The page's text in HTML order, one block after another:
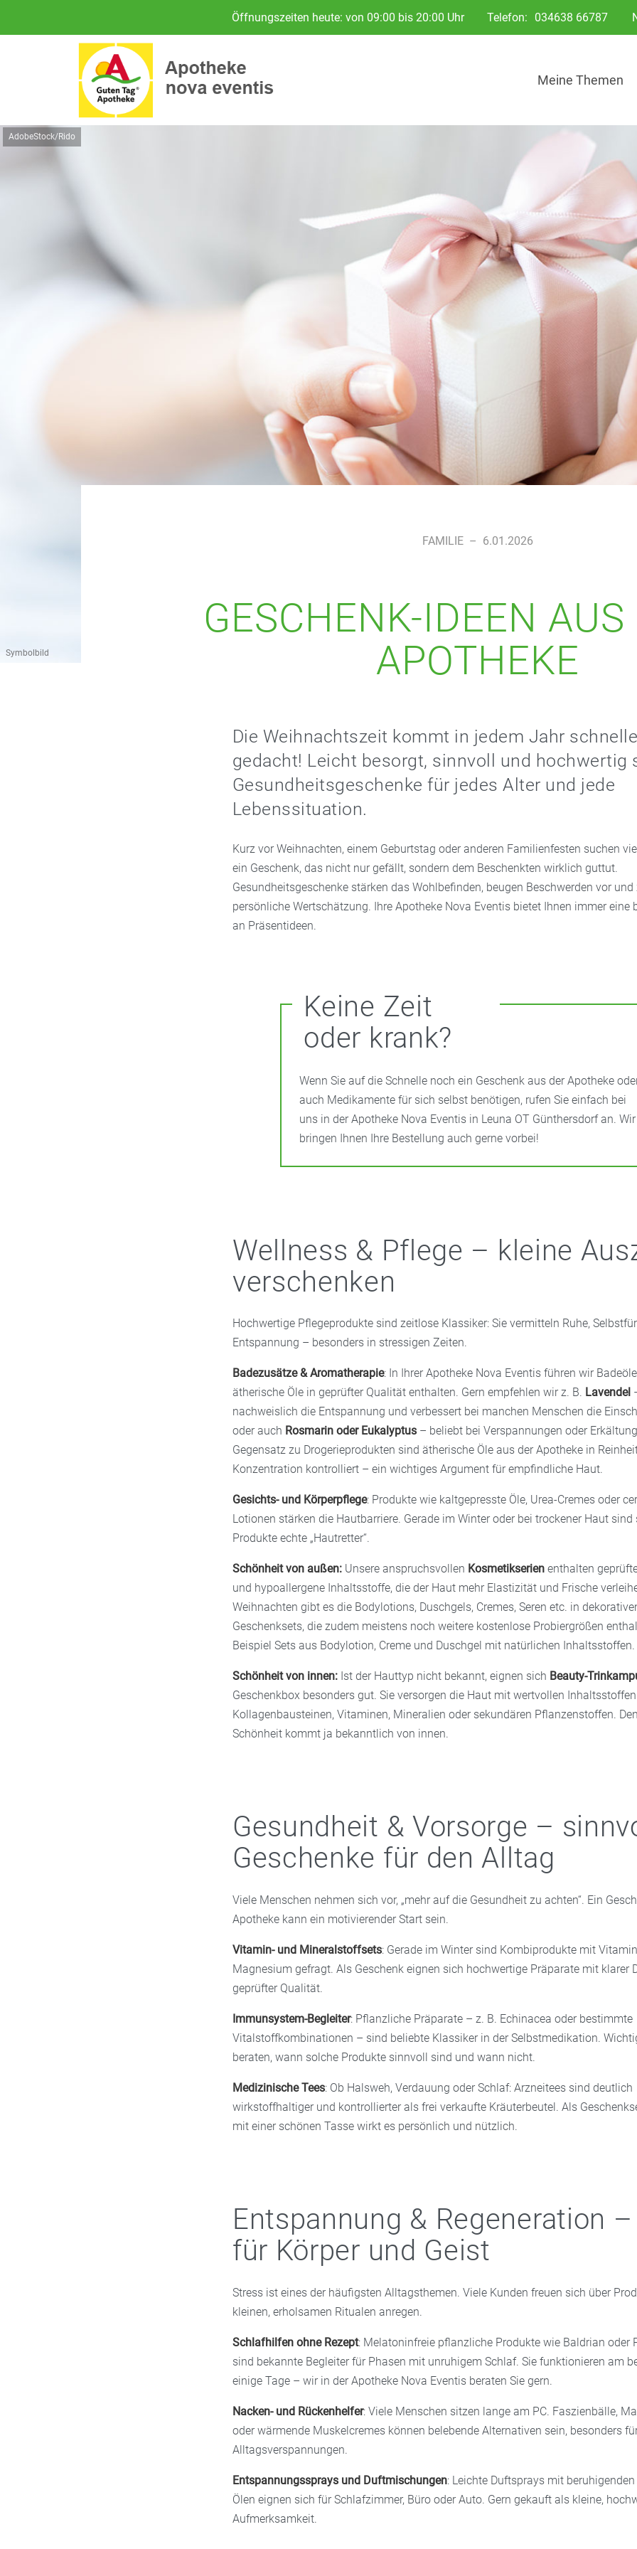
Öffnungszeiten heute: von 09:00 bis 20:00 Uhr Telefon: 034638 66787
Meine Themen
AdobeStock/Rido
Symbolbild
FAMILIE – 6.01.2026
GESCHENK-IDEEN AUS
APOTHEKE
Die Weihnachtszeit kommt in jedem Jahr
gedacht! Leicht besorgt, sinnvoll und hochwertig
Gesundheitsgeschenke für jedes Alter und jede
Lebenssituation.
Kurz vor Weihnachten, einem Geburtstag oder anderen Familienfesten suchen
ein Geschenk, das nicht nur gefällt, sondern dem Beschenkten wirklich guttut.
Gesundheitsgeschenke stärken das Wohlbefinden, beugen Beschwerden vor und
persönliche Wertschätzung. Ihre Apotheke Nova Eventis bietet Ihnen immer eine
an Präsentideen.
Keine Zeit
oder krank?
Wenn Sie auf die Schnelle noch ein Geschenk aus der Apotheke
auch Medikamente für sich selbst benötigen, rufen Sie einfach bei
uns in der Apotheke Nova Eventis in Leuna OT Günthersdorf an. Wir
bringen Ihnen Ihre Bestellung auch gerne vorbei!
Wellness & Pflege – kleine
verschenken
Hochwertige Pflegeprodukte sind zeitlose Klassiker: Sie vermitteln Ruhe,
Entspannung – besonders in stressigen Zeiten.
Badezusätze & Aromatherapie: In Ihrer Apotheke Nova Eventis führen wir
ätherische Öle in geprüfter Qualität enthalten. Gern empfehlen wir z. B. Lavendel
nachweislich die Entspannung und verbessert bei manchen Menschen die
oder auch Rosmarin oder Eukalyptus– beliebt bei Verspannungen oder
Gegensatz zu Drogerieprodukten sind ätherische Öle aus der Apotheke in
Konzentration kontrolliert – ein wichtiges Argument für empfindliche Haut.
Gesichts- und Körperpflege: Produkte wie kaltgepresste Öle, Urea-Cremes oder
Lotionen stärken die Hautbarriere. Gerade im Winter oder bei trockener Haut sind
Produkte echte „Hautretter“.
Schönheit von außen: Unsere anspruchsvollen Kosmetikserien enthalten
und hypoallergene Inhaltsstoffe, die der Haut mehr Elastizität und Frische
Weihnachten gibt es die Bodylotions, Duschgels, Cremes, Seren etc. in
Geschenksets, die zudem meistens noch weitere kostenlose Probiergrößen
Beispiel Sets aus Bodylotion, Creme und Duschgel mit natürlichen Inhaltsstoffen.
Schönheit von innen: Ist der Hauttyp nicht bekannt, eignen sich Beauty-
Geschenkbox besonders gut. Sie versorgen die Haut mit wertvollen
Kollagenbausteinen, Vitaminen, Mineralien oder sekundären Pflanzenstoffen.
Schönheit kommt ja bekanntlich von innen.
Gesundheit & Vorsorge –
Geschenke für den Alltag
Viele Menschen nehmen sich vor, „mehr auf die Gesundheit zu achten“. Ein
Apotheke kann ein motivierender Start sein.
Vitamin- und Mineralstoffsets: Gerade im Winter sind Kombiprodukte mit
Magnesium gefragt. Als Geschenk eignen sich hochwertige Präparate mit klarer
geprüfter Qualität.
Immunsystem-Begleiter: Pflanzliche Präparate – z. B. Echinacea oder bestimmte
Vitalstoffkombinationen – sind beliebte Klassiker in der Selbstmedikation.
beraten, wann solche Produkte sinnvoll sind und wann nicht.
Medizinische Tees: Ob Halsweh, Verdauung oder Schlaf: Arzneitees sind deutlich
wirkstoffhaltiger und kontrollierter als frei verkaufte Kräuterbeutel. Als
mit einer schönen Tasse wirkt es persönlich und nützlich.
Entspannung & Regeneration –
für Körper und Geist
Stress ist eines der häufigsten Alltagsthemen. Viele Kunden freuen sich über
kleinen, erholsamen Ritualen anregen.
Schlafhilfen ohne Rezept: Melatoninfreie pflanzliche Produkte wie Baldrian oder
sind bekannte Begleiter für Phasen mit unruhigem Schlaf. Sie funktionieren am
einige Tage – wir in der Apotheke Nova Eventis beraten Sie gern.
Nacken- und Rückenhelfer: Viele Menschen sitzen lange am PC. Faszienbälle,
oder wärmende Muskelcremes können belebende Alternativen sein, besonders
Alltagsverspannungen.
Entspannungssprays und Duftmischungen: Leichte Duftsprays mit
Ölen eignen sich für Schlafzimmer, Büro oder Auto. Gern gekauft als kleine,
Aufmerksamkeit.